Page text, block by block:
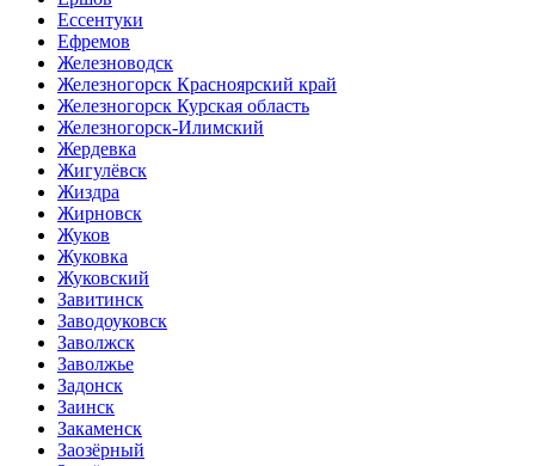
Ессентуки
Ефремов
Железноводск
Железногорск Красноярский край
Железногорск Курская область
Железногорск-Илимский
Жердевка
Жигулёвск
Жиздра
Жирновск
Жуков
Жуковка
Жуковский
Завитинск
Заводоуковск
Заволжск
Заволжье
Задонск
Заинск
Закаменск
Заозёрный